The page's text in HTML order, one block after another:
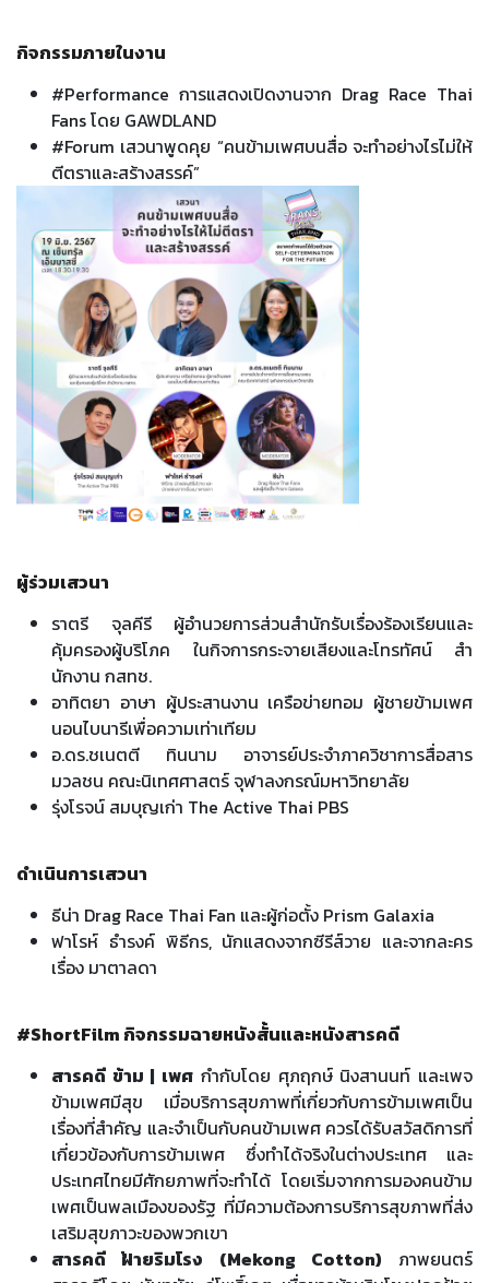
กิจกรรมภายในงาน
#Performance การแสดงเปิดงานจาก Drag Race Thai
Fans โดย GAWDLAND
#Forum เสวนาพูดคุย “คนข้ามเพศบนสื่อ จะทำอย่างไรไม่ให้
ตีตราและสร้างสรรค์”
ผู้ร่วมเสวนา
ราตรี จุลคีรี ผู้อํานวยการส่วนสํานักรับเรื่องร้องเรียนและ
คุ้มครองผู้บริโภค ในกิจการกระจายเสียงและโทรทัศน์ สํา
นักงาน กสทช.
อาทิตยา อาษา ผู้ประสานงาน เครือข่ายทอม ผู้ชายข้ามเพศ
นอนไบนารีเพื่อความเท่าเทียม
อ.ดร.ชเนตตี ทินนาม อาจารย์ประจําภาควิชาการสื่อสาร
มวลชน คณะนิเทศศาสตร์ จุฬาลงกรณ์มหาวิทยาลัย
รุ่งโรจน์ สมบุญเก่า The Active Thai PBS
ดำเนินการเสวนา
ธีน่า Drag Race Thai Fan และผู้ก่อตั้ง Prism Galaxia
ฟาโรห์ ธำรงค์ พิธีกร, นักแสดงจากซีรีส์วาย และจากละคร
เรื่อง มาตาลดา
#ShortFilm กิจกรรมฉายหนังสั้นและหนังสารคดี
สารคดี ข้าม | เพศ กำกับโดย ศุภฤกษ์ นิงสานนท์ และเพจ
ข้ามเพศมีสุข เมื่อบริการสุขภาพที่เกี่ยวกับการข้ามเพศเป็น
เรื่องที่สำคัญ และจำเป็นกับคนข้ามเพศ ควรได้รับสวัสดิการที่
เกี่ยวข้องกับการข้ามเพศ ซึ่งทำได้จริงในต่างประเทศ และ
ประเทศไทยมีศักยภาพที่จะทำได้ โดยเริ่มจากการมองคนข้าม
เพศเป็นพลเมืองของรัฐ ที่มีความต้องการบริการสุขภาพที่ส่ง
เสริมสุขภาวะของพวกเขา
สารคดี ฝ้ายริมโรง (Mekong Cotton) ภาพยนตร์